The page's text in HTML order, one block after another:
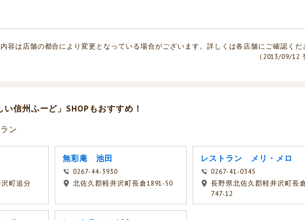
容は店舗の都合により変更となっている場合がございます。詳しくは各店舗にご確認くだ
（2013/09/12
信州ふーど」SHOPもおすすめ！
ン
町追分
無彩庵 池田
0267-44-3930
北佐久郡軽井沢町長倉1891-50
レストラン メリ・メロ
0267-41-0345
長野県北佐久郡軽井沢町長
747-12